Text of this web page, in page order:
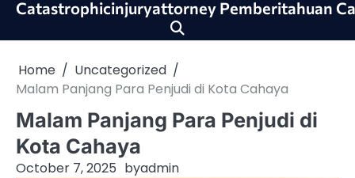
Skip
content
Catastrophicinjuryattorney Pemberitahuan
Home
Uncategorized
Malam Panjang Para Penjudi di Kota Cahaya
Malam Panjang Para Penjudi di
Kota Cahaya
October 7, 2025 byadmin